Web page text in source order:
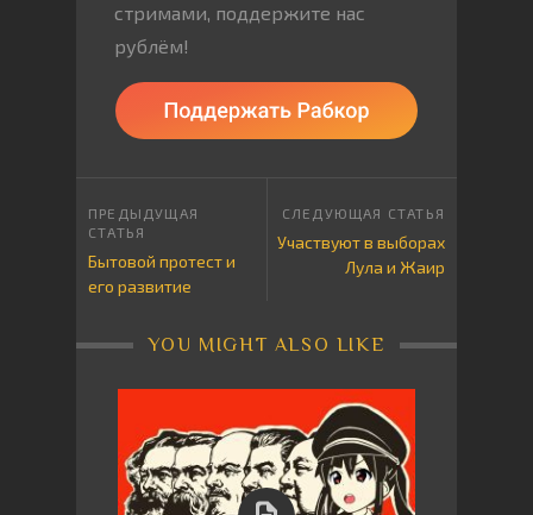
стримами, поддержите нас
рублём!
Бытовой протест и
его развитие
Участвуют в выборах
Лула и Жаир
YOU MIGHT ALSO LIKE